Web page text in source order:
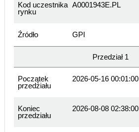
Kod uczestnika
rynku
A0001943E.PL
Źródło GPI
Przedział 1
Początek
przedziału
2026-05-16 00:01:00
Koniec
przedziału
2026-08-08 02:38:00